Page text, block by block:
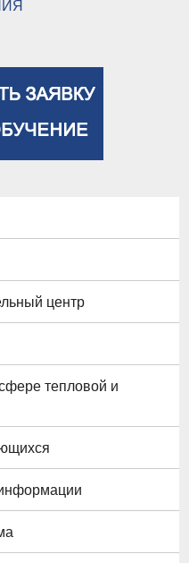
центр
тепловой и